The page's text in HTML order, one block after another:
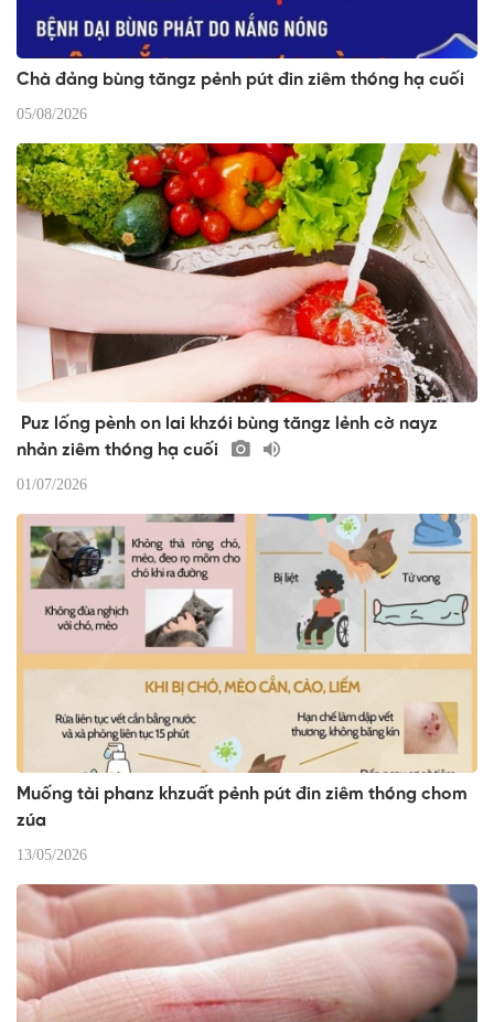
Chà đảng bùng tăngz pẻnh pút đin ziêm thóng hạ cuối
05/08/2026
Puz lống pènh on lai khzói bùng tăngz lẻnh cờ nayz
nhản ziêm thóng hạ cuối
01/07/2026
Muống tài phanz khzuất pẻnh pút đin ziêm thóng chom
zúa
13/05/2026